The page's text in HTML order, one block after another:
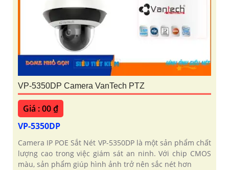
VP-5350DP Camera VanTech PTZ
Giá : 00 ₫
VP-5350DP
Camera IP POE Sắt Nét VP-5350DP là một sản phẩm chất
lượng cao trong việc giám sát an ninh. Với chip CMOS
màu, sản phẩm giúp hình ảnh trở nên sắc nét hơn